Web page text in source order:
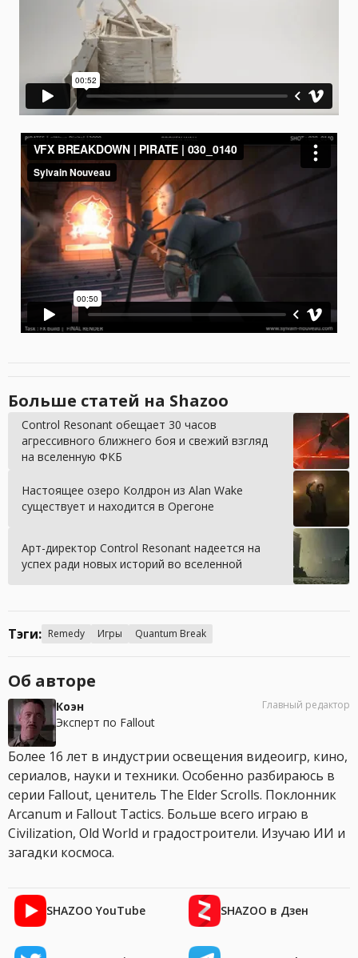
Больше статей на Shazoo
Control Resonant обещает 30 часов
агрессивного ближнего боя и свежий взгляд
на вселенную ФКБ
Настоящее озеро Колдрон из Alan Wake
существует и находится в Орегоне
Арт-директор Control Resonant надеется на
успех ради новых историй во вселенной
Тэги: Remedy Игры Quantum Break
Об авторе
Коэн
Эксперт по Fallout
Главный редактор
Более 16 лет в индустрии освещения видеоигр, кино,
сериалов, науки и техники. Особенно разбираюсь в
серии Fallout, ценитель The Elder Scrolls. Поклонник
Arcanum и Fallout Tactics. Больше всего играю в
Civilization, Old World и градостроители. Изучаю ИИ и
загадки космоса.
SHAZOO YouTube SHAZOO в Дзен